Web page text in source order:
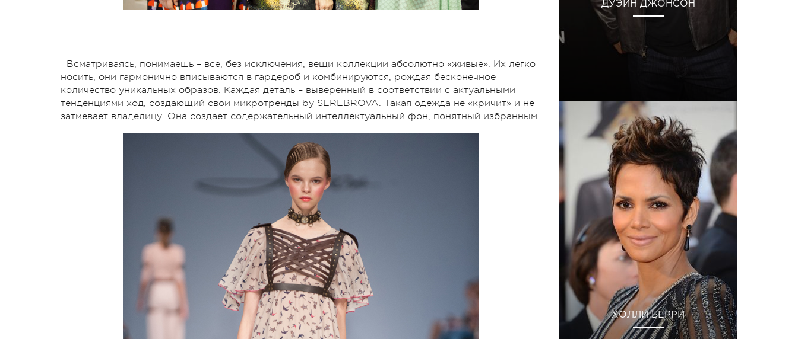
Всматриваясь, понимаешь – все, без исключения, вещи коллекции абсолютно «живые». Их легко
носить, они гармонично вписываются в гардероб и комбинируются, рождая бесконечное
количество уникальных образов. Каждая деталь – выверенный в соответствии с актуальными
тенденциями ход, создающий свои микротренды by SEREBROVA. Такая одежда не «кричит» и не
затмевает владелицу. Она создает содержательный интеллектуальный фон, понятный избранным.
ДУЭЙН ДЖОНСОН
ХОЛЛИ БЕРРИ